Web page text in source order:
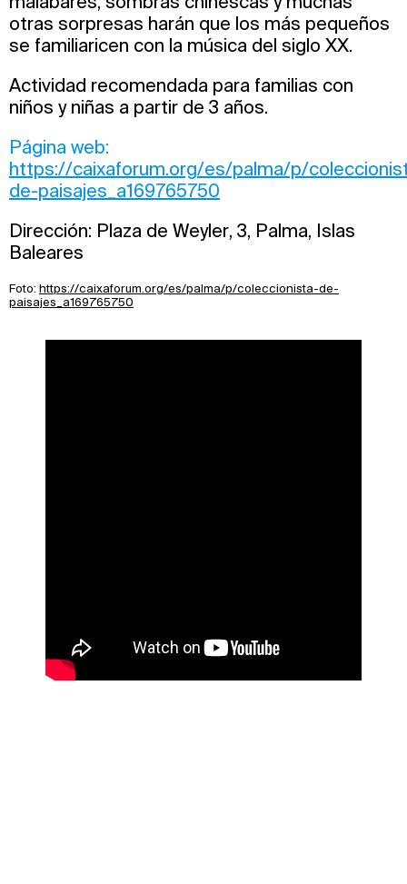
otras sorpresas harán que los más pequeños
se familiaricen con la música del siglo XX.
Actividad recomendada para familias con
niños y niñas a partir de 3 años.
Página web:
https://caixaforum.org/es/palma/p/
de-paisajes_a169765750
Dirección: Plaza de Weyler, 3, Palma, Islas
Baleares
Foto: https://caixaforum.org/es/palma/p/coleccionista-de-
paisajes_a169765750